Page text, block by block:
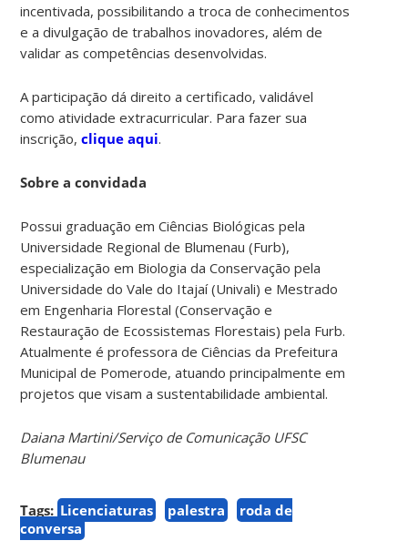
incentivada, possibilitando a troca de conhecimentos
e a divulgação de trabalhos inovadores, além de
validar as competências desenvolvidas.
A participação dá direito a certificado, validável
como atividade extracurricular. Para fazer sua
inscrição,clique aqui.
Sobre a convidada
Possui graduação em Ciências Biológicas pela
Universidade Regional de Blumenau (Furb),
especialização em Biologia da Conservação pela
Universidade do Vale do Itajaí (Univali) e Mestrado
em Engenharia Florestal (Conservação e
Restauração de Ecossistemas Florestais) pela Furb.
Atualmente é professora de Ciências da Prefeitura
Municipal de Pomerode, atuando principalmente em
projetos que visam a sustentabilidade ambiental.
Daiana Martini/Serviço de Comunicação UFSC
Blumenau
Tags: Licenciaturas palestra
roda de
conversa